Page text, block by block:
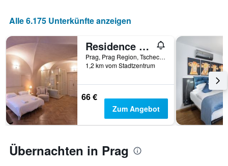
Alle 6.175 Unterkünfte anzeigen
Residence Thunovska
Prag, Prag Region, Tschechien
1,2 km vom Stadtzentrum
66 €
Zum Angebot
Übernachten in Prag